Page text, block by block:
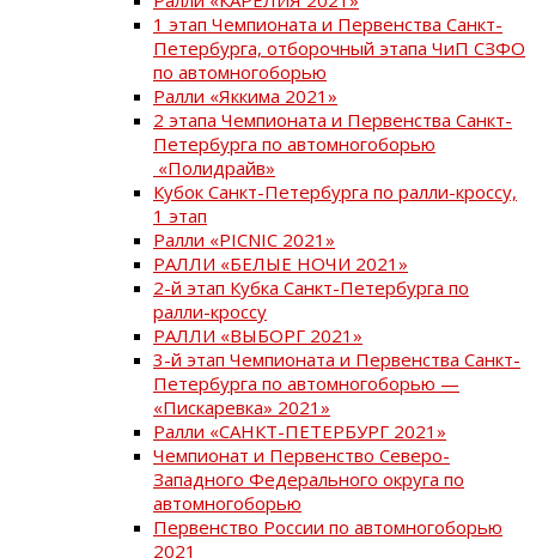
1 этап Чемпионата и Первенства Санкт-
Петербурга, отборочный этапа ЧиП СЗФО
по автомногоборью
Ралли «Яккима 2021»
2 этапа Чемпионата и Первенства Санкт-
Петербурга по автомногоборью
«Полидрайв»
Кубок Санкт-Петербурга по ралли-кроссу,
1 этап
Ралли «PICNIC 2021»
РАЛЛИ «БЕЛЫЕ НОЧИ 2021»
2-й этап Кубка Санкт-Петербурга по
ралли-кроссу
РАЛЛИ «ВЫБОРГ 2021»
3-й этап Чемпионата и Первенства Санкт-
Петербурга по автомногоборью —
«Пискаревка» 2021»
Ралли «САНКТ-ПЕТЕРБУРГ 2021»
Чемпионат и Первенство Северо-
Западного Федерального округа по
автомногоборью
Первенство России по автомногоборью
2021